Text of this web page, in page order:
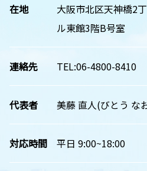
在地
大阪市北区天神橋2
ル東館3階B号室
連絡先 TEL:06-4800-8410
代表者 美藤 直人(びとう な
対応時間 平日 9:00~18:00